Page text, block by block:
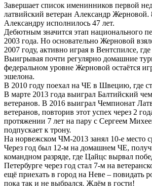
Завершает список именинников первой
латвийский ветеран Александр Жерновой.
Александру исполнилось 47 лет.
Дебютным значится этап национального
2003 года. Но основательно Жерновой
2007 году, активно играя в Вентспилсе,
Выигрывая почти регулярно домашние
федеральном уровне Жерновой остаётся
эшелона.
В 2010 году поехал на ЧЕ в Швецию, где
В марте 2013 года выиграл Балтийский
ветеранов. В 2016 выиграл Чемпионат
ветеранов, повторив этот успех через 2
протяжении 7 лет на пару с Сергеем
подпускает к трону.
На норвежском ЧМ-2013 занял 10-е место
Через год был 12-м на домашнем ЧЕ,
командном разряде, где Цайцс вырвал
Петербурге через год стал 7-м на
ещё приехать в город на Неве – повидать
пока так и не выбрался. Ждём в гости!